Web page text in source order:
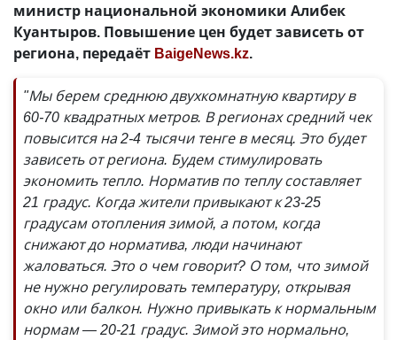
министр национальной экономики Алибек
Куантыров. Повышение цен будет зависеть от
региона, передаёт BaigeNews.kz.
"Мы берем среднюю двухкомнатную квартиру в
60-70 квадратных метров. В регионах средний чек
повысится на 2-4 тысячи тенге в месяц. Это будет
зависеть от региона. Будем стимулировать
экономить тепло. Норматив по теплу составляет
21 градус. Когда жители привыкают к 23-25
градусам отопления зимой, а потом, когда
снижают до норматива, люди начинают
жаловаться. Это о чем говорит? О том, что зимой
не нужно регулировать температуру, открывая
окно или балкон. Нужно привыкать к нормальным
нормам — 20-21 градус. Зимой это нормально,